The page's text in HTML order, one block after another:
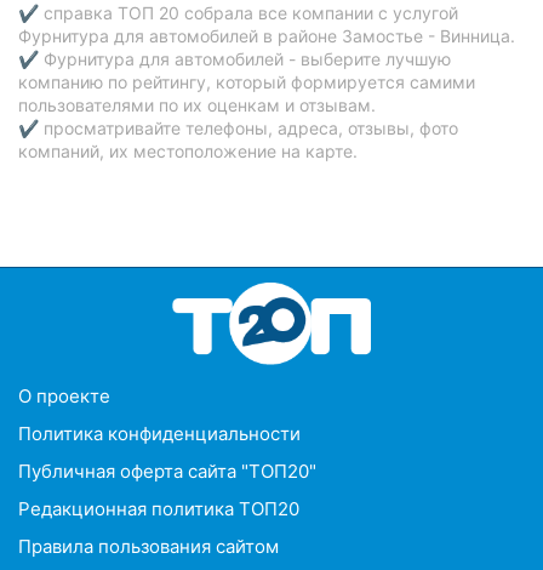
✔ справка ТОП 20 собрала все компании с услугой
Фурнитура для автомобилей в районе Замостье - Винница.
✔ Фурнитура для автомобилей - выберите лучшую
компанию по рейтингу, который формируется самими
пользователями по их оценкам и отзывам.
✔ просматривайте телефоны, адреса, отзывы, фото
компаний, их местоположение на карте.
O проекте
Политика конфиденциальности
Публичная оферта сайта "ТОП20"
Редакционная политика ТОП20
Правила пользования сайтом